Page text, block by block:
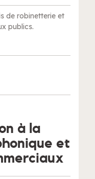
de robinetterie et
publics.
à la
et